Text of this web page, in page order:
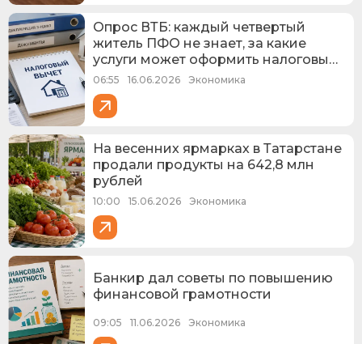
Опрос ВТБ: каждый четвертый
житель ПФО не знает, за какие
услуги может оформить налоговый
вычет
06:55 16.06.2026 Экономика
На весенних ярмарках в Татарстане
продали продукты на 642,8 млн
рублей
10:00 15.06.2026 Экономика
Банкир дал советы по повышению
финансовой грамотности
09:05 11.06.2026 Экономика